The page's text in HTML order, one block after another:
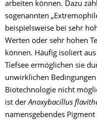
arbeiten können. Dazu
sogenannten
beispielsweise bei sehr
Werten oder sehr hohen
können. Häufig isoliert
Tiefsee ermöglichen sie
unwirklichen
Biotechnologie nicht
ist derAnoxybacillus
namensgebendes